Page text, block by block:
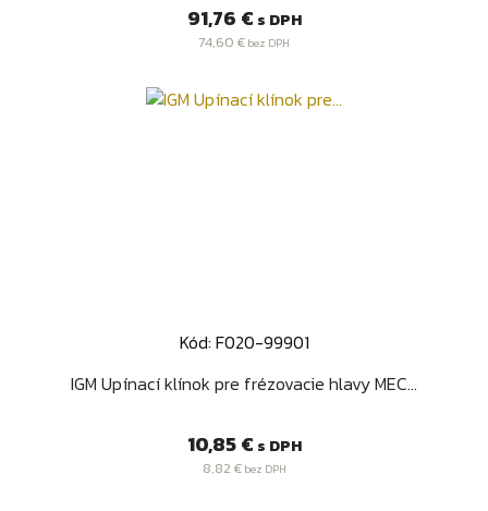
Cena
91,76 € s DPH
74,60 € bez DPH
Kód: F020-99901
IGM Upínací klínok pre frézovacie hlavy MEC...
Cena
10,85 € s DPH
8,82 €bez DPH